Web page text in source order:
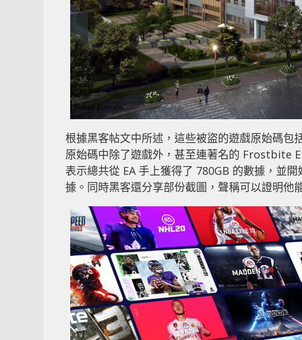
根據黑客帖文中所述，這些被盜的遊戲原始碼
原始碼中除了遊戲外，甚至連著名的 Frostbite
表示總共從 EA 手上獲得了 780GB 的數據，並
據。同時黑客還分享部份截圖，聲稱可以證明他